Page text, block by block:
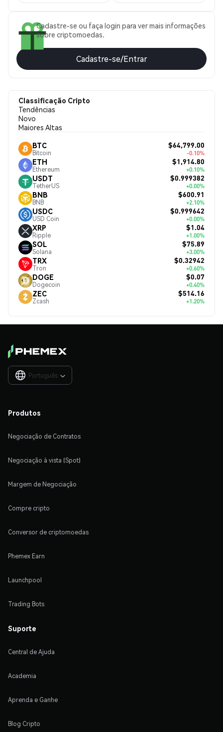
Cadastre-se ou faça login para ver mais informações
sobre criptomoedas.
Cadastre-se/Entrar
Classificação Cripto
Tendências
Novo
Maiores Altas
BTC
Bitcoin
$64,799.00
-0.10%
ETH
Ethereum
$1,914.80
+0.10%
USDT
TetherUS
$0.999382
+0.00%
BNB
BNB
$600.91
+2.10%
USDC
USD Coin
$0.999642
+0.00%
XRP
Ripple
$1.04
+1.00%
SOL
Solana
$75.89
+3.00%
TRX
Tron
$0.32942
+0.60%
DOGE
Dogecoin
$0.07
+0.40%
ZEC
Zcash
$514.16
+1.20%
Português 
Produtos
Negociação de Contratos
Negociação à vista (Spot)
Margem de Negociação
Compre cripto
Conversor de criptomoedas
Phemex Earn
Launchpool
Trading Bots
Suporte
Central de Ajuda
Academia
Aprenda e Ganhe
Blog Cripto